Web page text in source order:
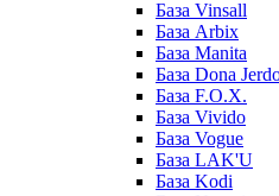
База Vinsall
База Arbix
База Manita
База Dona
База F.O.X.
База Vivido
База Vogue
База LAK'U
База Kodi